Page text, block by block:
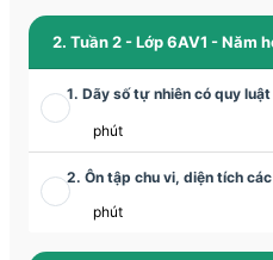
2. Tuần 2 - Lớp 6AV1 - Năm
1. Dãy số tự nhiên có quy luật
phút
2. Ôn tập chu vi, diện tích
phút